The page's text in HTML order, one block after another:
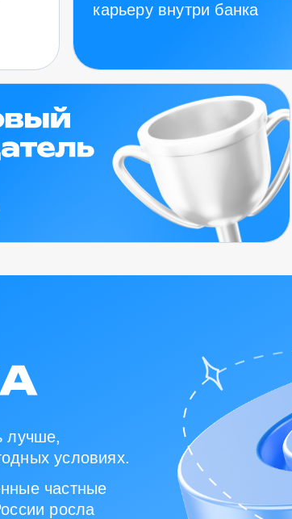
карьеру внутри банка
лучше,
условиях.
частные
росла